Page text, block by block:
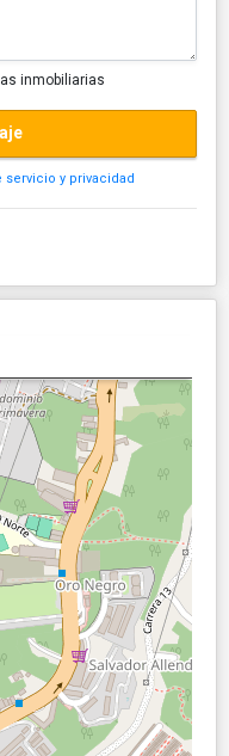
inmobiliarias
servicio y privacidad